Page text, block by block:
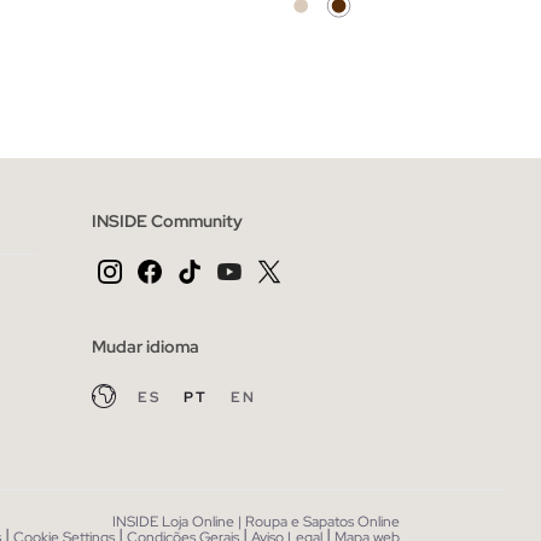
ADICIONAR NO TEU CESTO
INSIDE Community
Mudar idioma
ES PT EN
INSIDE Loja Online | Roupa e Sapatos Online
| | | |